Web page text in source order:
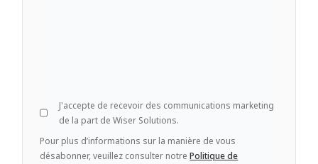
J'accepte de recevoir des communications marketing
de la part de Wiser Solutions.
Pour plus d’informations sur la manière de vous
désabonner, veuillez consulter notrePolitique de